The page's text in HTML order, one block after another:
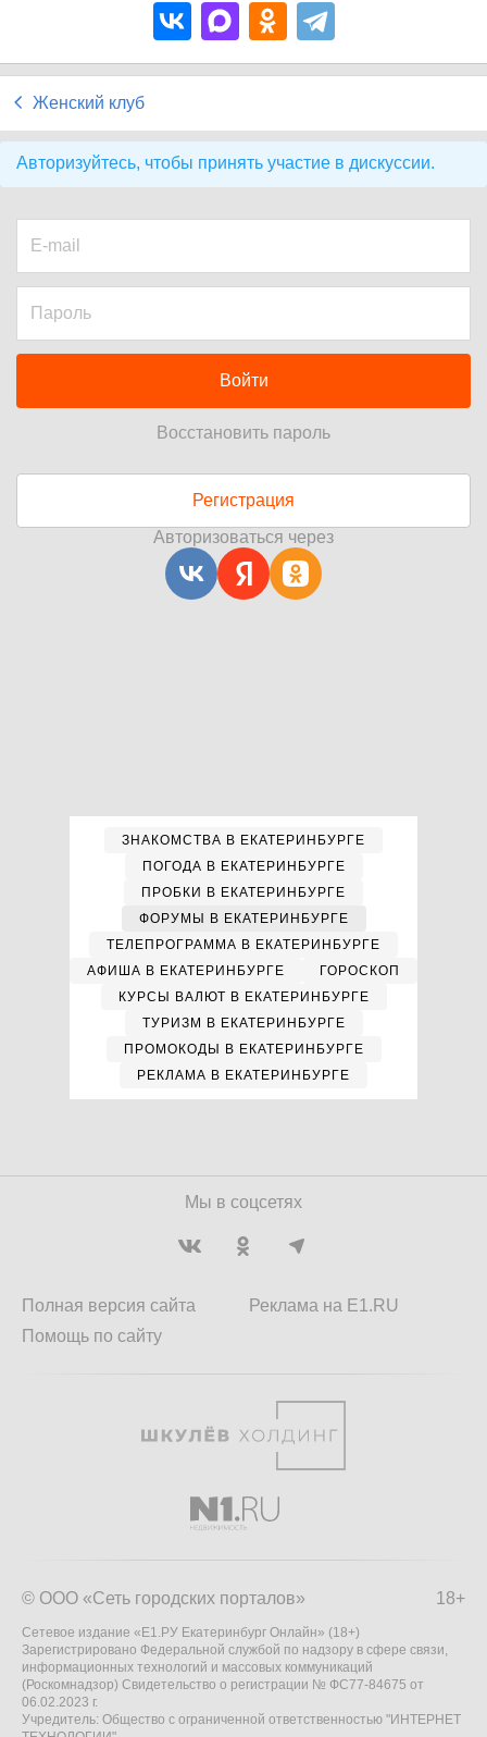
Женский клуб
Авторизуйтесь, чтобы принять участие в дискуссии.
Войти
Восстановить пароль
Регистрация
Авторизоваться через
ЗНАКОМСТВА В ЕКАТЕРИНБУРГЕ
ПОГОДА В ЕКАТЕРИНБУРГЕ
ПРОБКИ В ЕКАТЕРИНБУРГЕ
ФОРУМЫ В ЕКАТЕРИНБУРГЕ
ТЕЛЕПРОГРАММА В ЕКАТЕРИНБУРГЕ
АФИША В ЕКАТЕРИНБУРГЕ
ГОРОСКОП
КУРСЫ ВАЛЮТ В ЕКАТЕРИНБУРГЕ
ТУРИЗМ В ЕКАТЕРИНБУРГЕ
ПРОМОКОДЫ В ЕКАТЕРИНБУРГЕ
РЕКЛАМА В ЕКАТЕРИНБУРГЕ
Мы в соцсетях
Полная версия сайта
Помощь по сайту
Реклама на E1.RU
18+
© ООО «Сеть городских порталов»
Сетевое издание «Е1.РУ Екатеринбург Онлайн» (18+)
Зарегистрировано Федеральной службой по надзору в сфере связи,
информационных технологий и массовых коммуникаций
(Роскомнадзор) Свидетельство о регистрации № ФС77-84675 от
06.02.2023 г.
Учредитель: Общество с ограниченной ответственностью "ИНТЕРНЕТ